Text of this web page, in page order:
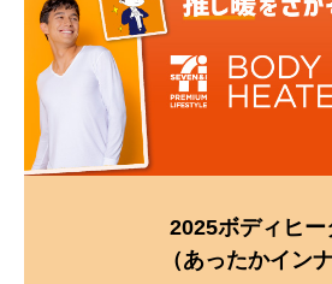
2025ボディヒー
（あったかインナ